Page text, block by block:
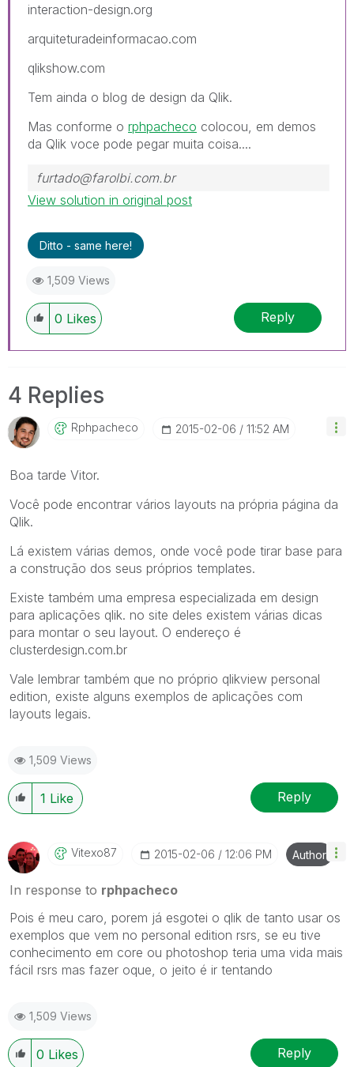
interaction-design.org
arquiteturadeinformacao.com
qlikshow.com
Tem ainda o blog de design da Qlik.
Mas conforme o rphpacheco colocou, em demos
da Qlik voce pode pegar muita coisa....
furtado@farolbi.com.br
View solution in original post
Ditto - same here!
1,509 Views
0 Likes Reply
4 Replies
Rphpacheco ‎2015-02-06 11:52 AM
Boa tarde Vitor.
Você pode encontrar vários layouts na própria página da
Qlik.
Lá existem várias demos, onde você pode tirar base para
a construção dos seus próprios templates.
Existe também uma empresa especializada em design
para aplicações qlik. no site deles existem várias dicas
para montar o seu layout. O endereço é
clusterdesign.com.br
Vale lembrar também que no próprio qlikview personal
edition, existe alguns exemplos de aplicações com
layouts legais.
1,509 Views
1 Like Reply
Vitexo87 ‎2015-02-06 12:06 PM Author
In response to rphpacheco
Pois é meu caro, porem já esgotei o qlik de tanto usar os
exemplos que vem no personal edition rsrs, se eu tive
conhecimento em core ou photoshop teria uma vida mais
fácil rsrs mas fazer oque, o jeito é ir tentando
1,509 Views
0 Likes Reply